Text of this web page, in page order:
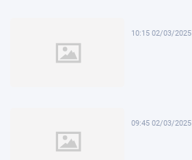
10:15 02/03/2025
09:45 02/03/2025